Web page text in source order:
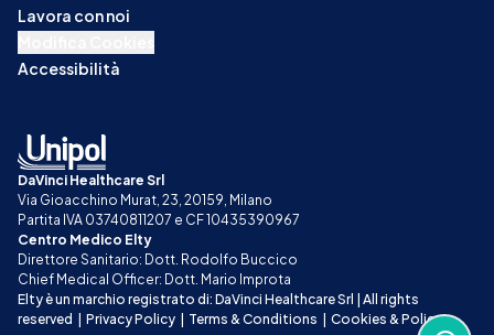
Lavora con noi
Accessibilità
DaVinci Healthcare Srl
Via Gioacchino Murat, 23, 20159, Milano
Partita IVA 03740811207 e CF 10435390967
Centro Medico Elty
Direttore Sanitario: Dott. Rodolfo Buccico
Chief Medical Officer: Dott. Mario Improta
Elty è un marchio registrato di: DaVinci Healthcare Srl | All rights
reserved | Privacy Policy | Terms & Conditions | Cookies & Policy